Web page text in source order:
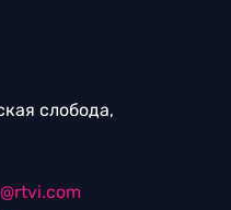
слобода,